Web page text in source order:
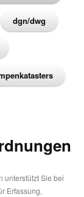
dgn/dwg
unterstützt Sie bei
Erfassung,